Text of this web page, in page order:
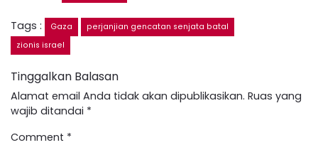
Tags : Gaza
perjanjian gencatan senjata batal
zionis israel
Tinggalkan Balasan
Alamat email Anda tidak akan dipublikasikan. Ruas yang
wajib ditandai *
Comment *